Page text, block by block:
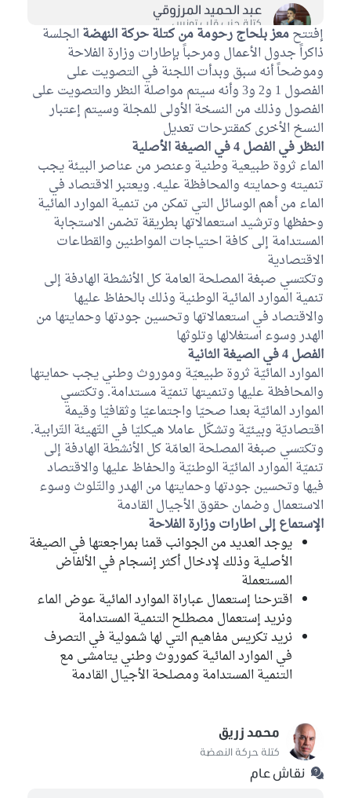
إفتتحمعز بلحاج رحومة من كتلة حركة النهضةالجلسة
ذاكراً جدول الأعمال ومرحباً بإطارات وزارة الفلاحة
وموضحاً أنه سبق وبدأت اللجنة في التصويت على
الفصول 1 و2 و3 وأنه سيتم مواصلة النظر والتصويت على
الفصول وذلك من النسخة الأولى للمجلة وسيتم إعتبار
النسخ الأخرى كمقترحات تعديل
النظر في الفصل 4 في الصيغة الأصلية
الماء ثروة طبيعية وطنية وعنصر من عناصر البيئة يجب
تنميته وحمايته والمحافظة عليه. ويعتبر الاقتصاد في
الماء من أهم الوسائل التي تمكن من تنمية الموارد المائية
وحفظها وترشيد استعمالاتها بطريقة تضمن الاستجابة
المستدامة إلى كافة احتياجات المواطنين والقطاعات
الاقتصادية
وتكتسي صبغة المصلحة العامة كل الأنشطة الهادفة إلى
تنمية الموارد المائية الوطنية وذلك بالحفاظ عليها
والاقتصاد في استعمالاتها وتحسين جودتها وحمايتها من
الهدر وسوء استغلالها وتلوثها
الفصل 4 في الصيغة الثانية
الموارد المائيّة ثروة طبيعيّة وموروث وطني يجب حمايتها
والمحافظة عليها وتنميتها تنميّة مستدامة. وتكتسي
الموارد المائيّة بعدا صحيّا واجتماعيّا وثقافيّا وقيمة
اقتصاديّة وبيئيّة وتشكّل عاملا هيكليّا في التّهيئة التّرابية.
وتكتسي صبغة المصلحة العامّة كل الأنشطة الهادفة إلى
تنميّة الموارد المائيّة الوطنيّة والحفاظ عليها والاقتصاد
فيها وتحسين جودتها وحمايتها من الهدر والتّلوث وسوء
الاستعمال وضمان حقوق الأجيال القادمة
الإستماع إلى اطارات وزارة الفلاحة
يوجد العديد من الجوانب قمنا بمراجعتها في الصيغة
الأصلية وذلك لإدخال أكثر إنسجام في الألفاض
المستعملة
اقترحنا إستعمال عباراة الموارد المائية عوض الماء
ونريد إستعمال مصطلح التنمية المستدامة
نريد تكريس مفاهيم التي لها شمولية في التصرف
في الموارد المائية كموروث وطني يتامشى مع
التنمية المستدامة ومصلحة الأجيال القادمة
محمد زريق
كتلة حركة النهضة
نقاش عام
عبد الحميد المرزوقي
كتلة حزب قلب تونس
أحمد الصغير
كتلة الحزب الدستوري الحر
حاتم المانسي
كتلة الاصلاح
فخر الدين شبشوب
كتلة الاصلاح
محمد صالح اللطيفي
كتلة حزب قلب تونس
الكتلة الوطنية
حليمة همامي
كتلة ائتلاف الكرامة
نور الدين البحيري
كتلة حركة النهضة
فتحي بلقاسم
كتلة حركة النهضة
نسيبة بن علي
كتلة حركة النهضة
محمد زريق
كتلة حركة النهضة
سلمى معالج
الكتلة الديمقراطية
سهام الشريقي
كتلة حزب قلب تونس
ناجي الجراحي
كتلة الحزب الدستوري الحر
كتلة تحيا تونس
سهير العسكري
مستقل